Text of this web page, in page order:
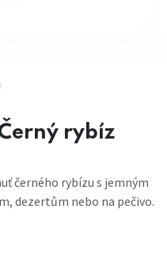
rybíz
černého rybízu s jemným
dezertům nebo na pečivo.